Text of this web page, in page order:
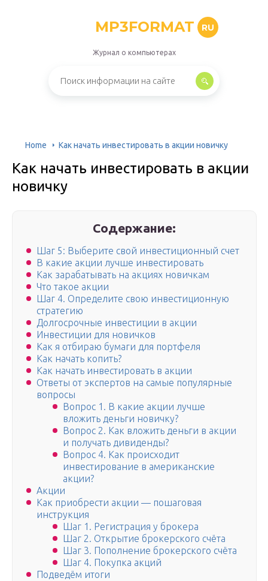
MP3FORMAT RU
Журнал о компьютерах
Home Как начать инвестировать в акции новичку
Как начать инвестировать в акции
новичку
Содержание:
Шаг 5: Выберите свой инвестиционный счет
В какие акции лучше инвестировать
Как зарабатывать на акциях новичкам
Что такое акции
Шаг 4. Определите свою инвестиционную
стратегию
Долгосрочные инвестиции в акции
Инвестиции для новичков
Как я отбираю бумаги для портфеля
Как начать копить?
Как начать инвестировать в акции
Ответы от экспертов на самые популярные
вопросы
Вопрос 1. В какие акции лучше
вложить деньги новичку?
Вопрос 2. Как вложить деньги в акции
и получать дивиденды?
Вопрос 4. Как происходит
инвестирование в американские
акции?
Акции
Как приобрести акции — пошаговая
инструкция
Шаг 1. Регистрация у брокера
Шаг 2. Открытие брокерского счёта
Шаг 3. Пополнение брокерского счёта
Шаг 4. Покупка акций
Подведём итоги